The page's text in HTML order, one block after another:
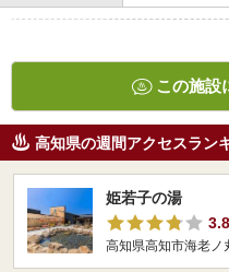
この施設
高知県の週間アクセスラン
姫若子の湯
3.8
高知県高知市海老ノ